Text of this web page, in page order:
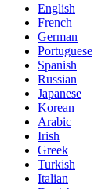
English
French
German
Portuguese
Spanish
Russian
Japanese
Korean
Arabic
Irish
Greek
Turkish
Italian